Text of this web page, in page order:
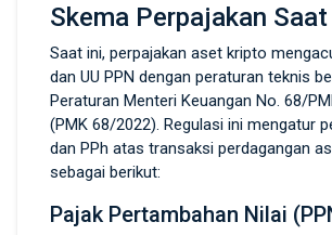
Skema Perpajakan
Saat ini, perpajakan aset kripto
dan UU PPN dengan peraturan teknis
Peraturan Menteri Keuangan No. 68/
(PMK 68/2022). Regulasi ini mengatur
dan PPh atas transaksi perdagangan
sebagai berikut:
Pajak Pertambahan Nilai